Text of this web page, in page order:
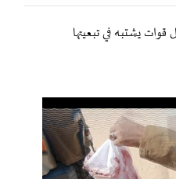
يشتبه في تبعيتها